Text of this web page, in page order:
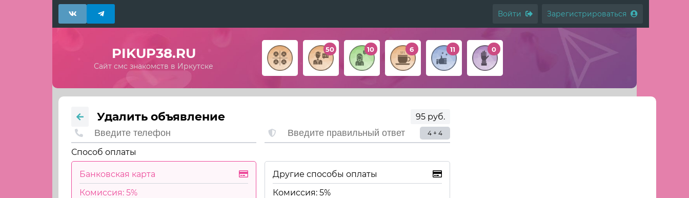
Войти Зарегистрироваться
PIKUP38.RU
Сайт смс знакомств в Иркутске
50 10 6 11 0
Удалить объявление 95 руб.
4 + 4
Способ оплаты
Банковская карта
Комиссия: 5%
Другие способы оплаты
Комиссия: 5%